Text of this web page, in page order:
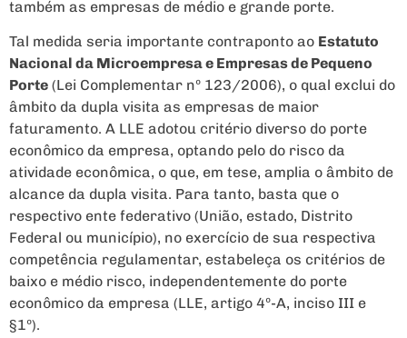
também as empresas de médio e grande porte.
Tal medida seria importante contraponto ao Estatuto
Nacional da Microempresa e Empresas de Pequeno
Porte (Lei Complementar nº 123/2006), o qual exclui do
âmbito da dupla visita as empresas de maior
faturamento. A LLE adotou critério diverso do porte
econômico da empresa, optando pelo do risco da
atividade econômica, o que, em tese, amplia o âmbito de
alcance da dupla visita. Para tanto, basta que o
respectivo ente federativo (União, estado, Distrito
Federal ou município), no exercício de sua respectiva
competência regulamentar, estabeleça os critérios de
baixo e médio risco, independentemente do porte
econômico da empresa (LLE, artigo 4º-A, inciso III e
§1º).